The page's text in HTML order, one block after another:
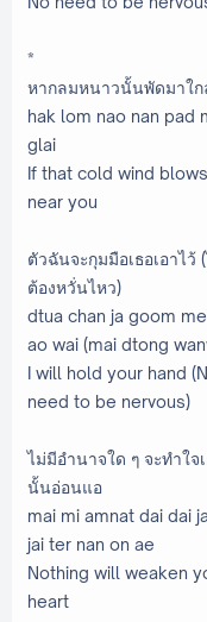
*
หากลมหนาวนั้นพัดมาใก
hak lom nao nan pad
glai
If that cold wind blows
near you
ตัวฉันจะกุมมือเธอเอาไว้
ต้องหวั่นไหว)
dtua chan ja goom
ao wai (mai dtong
I will hold your hand
need to be nervous)
ไม่มีอำนาจใด ๆ จะทำใจ
นั้นอ่อนแอ
mai mi amnat dai dai
jai ter nan on ae
Nothing will weaken
heart